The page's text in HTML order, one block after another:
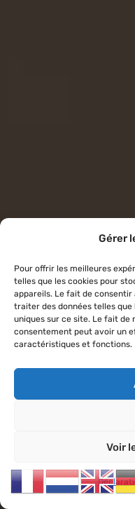
Gérer
Pour offrir les meilleures
telles que les cookies pour
appareils. Le fait de
traiter des données telles
uniques sur ce site. Le fait de
consentement peut avoir un
caractéristiques et fonctions.
Voir